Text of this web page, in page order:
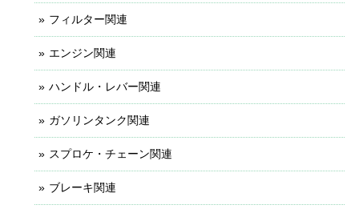
フィルター関連
エンジン関連
ハンドル・レバー関連
ガソリンタンク関連
スプロケ・チェーン関連
ブレーキ関連